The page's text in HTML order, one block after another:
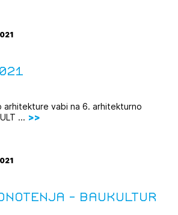
arhitekture vabi na 6. arhitekturno
...
- Baukultur